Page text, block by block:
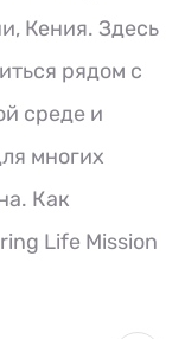
Кения. Здесь
рядом с
среде и
многих
Как
Life Mission